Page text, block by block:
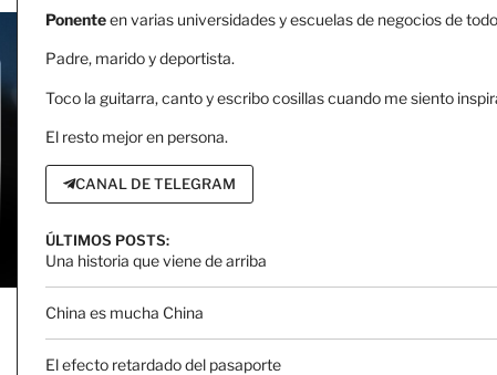
Ponenteen varias universidades y escuelas de negocios de
Padre, marido y deportista.
Toco la guitarra, canto y escribo cosillas cuando me siento
El resto mejor en persona.
CANAL DE TELEGRAM
ÚLTIMOS POSTS:
Una historia que viene de arriba
China es mucha China
El efecto retardado del pasaporte